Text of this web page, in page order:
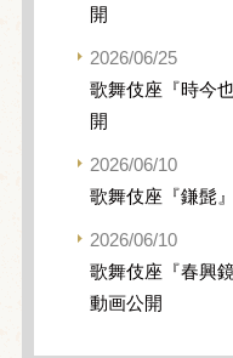
開
2026/06/25
歌舞伎座『時今
開
2026/06/10
歌舞伎座『鎌髭
2026/06/10
歌舞伎座『春興
動画公開